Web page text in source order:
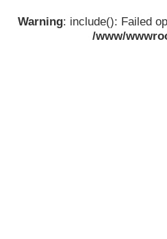
Warning: include(): Failed
/www/